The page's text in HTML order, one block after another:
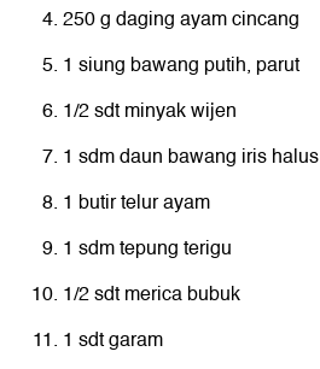
250 g daging ayam cincang
1 siung bawang putih, parut
1/2 sdt minyak wijen
1 sdm daun bawang iris halus
1 butir telur ayam
1 sdm tepung terigu
1/2 sdt merica bubuk
1 sdt garam